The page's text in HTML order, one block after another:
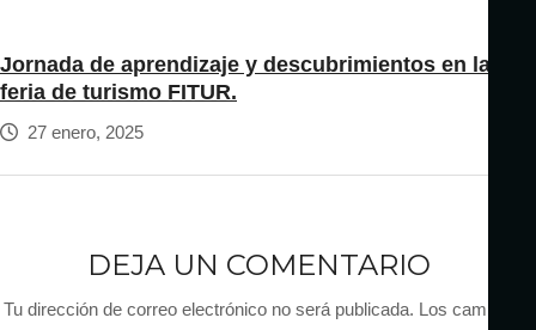
Jornada de aprendizaje y descubrimientos en la
feria de turismo FITUR.
27 enero, 2025
DEJA UN COMENTARIO
Tu dirección de correo electrónico no será publicada. Los campos